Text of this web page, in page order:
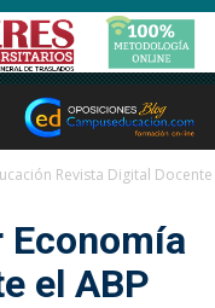
Revista Digital Docente
Economía
el ABP